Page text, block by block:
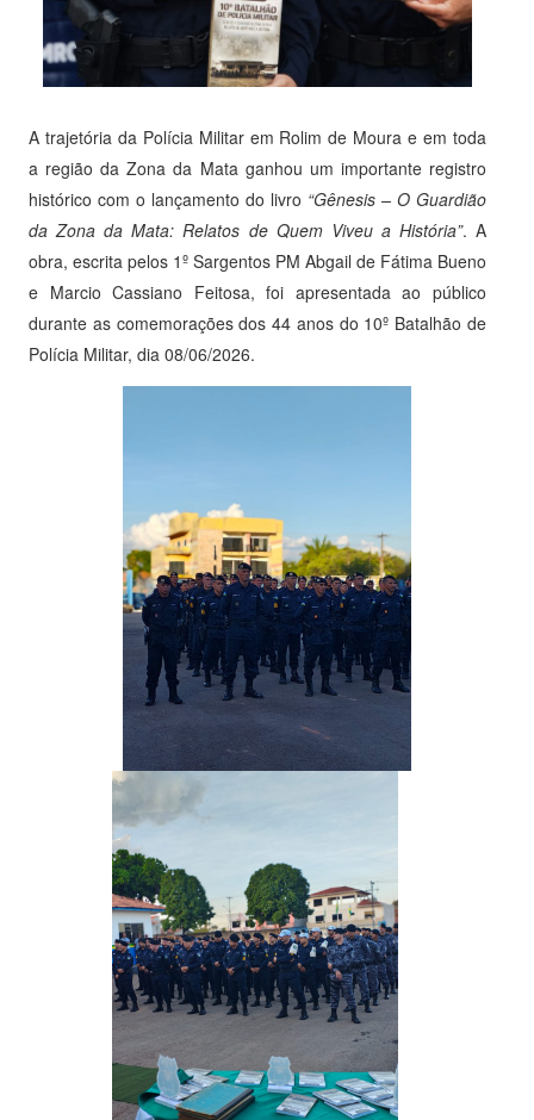
A trajetória da Polícia Militar em Rolim de Moura e em toda
a região da Zona da Mata ganhou um importante registro
histórico com o lançamento do livro “Gênesis – O Guardião
da Zona da Mata: Relatos de Quem Viveu a História”. A
obra, escrita pelos 1º Sargentos PM Abgail de Fátima Bueno
e Marcio Cassiano Feitosa, foi apresentada ao público
durante as comemorações dos 44 anos do 10º Batalhão de
Polícia Militar, dia 08/06/2026.